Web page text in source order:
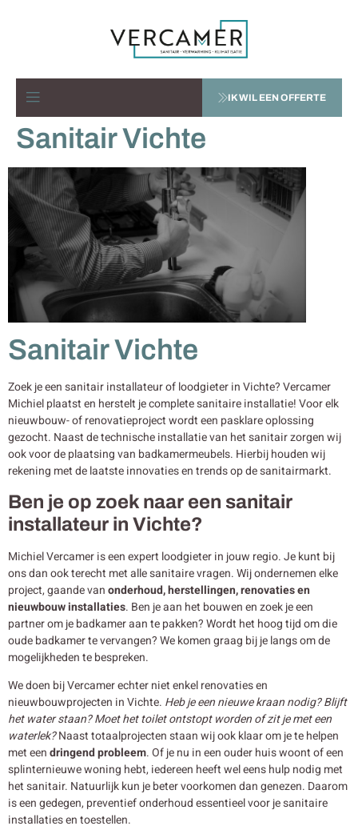
IK WIL EEN OFFERTE
Sanitair Vichte
Sanitair Vichte
Zoek je een sanitair installateur of loodgieter in Vichte? Vercamer
Michiel plaatst en herstelt je complete sanitaire installatie! Voor elk
nieuwbouw- of renovatieproject wordt een pasklare oplossing
gezocht. Naast de technische installatie van het sanitair zorgen wij
ook voor de plaatsing van badkamermeubels. Hierbij houden wij
rekening met de laatste innovaties en trends op de sanitairmarkt.
Ben je op zoek naar een sanitair
installateur in Vichte?
Michiel Vercamer is een expert loodgieter in jouw regio. Je kunt bij
ons dan ook terecht met alle sanitaire vragen. Wij ondernemen elke
project, gaande vanonderhoud, herstellingen, renovaties en
nieuwbouwinstallaties. Ben je aan het bouwen en zoek je een
partner om je badkamer aan te pakken? Wordt het hoog tijd om die
oude badkamer te vervangen? We komen graag bij je langs om de
mogelijkheden te bespreken.
We doen bij Vercamer echter niet enkel renovaties en
nieuwbouwprojecten in Vichte. Heb je een nieuwe kraan nodig? Blijft
het water staan? Moet het toilet ontstopt worden of zit je met een
waterlek?Naast totaalprojecten staan wij ook klaar om je te helpen
met eendringend probleem. Of je nu in een ouder huis woont of een
splinternieuwe woning hebt, iedereen heeft wel eens hulp nodig met
het sanitair. Natuurlijk kun je beter voorkomen dan genezen. Daarom
is een gedegen, preventief onderhoud essentieel voor je sanitaire
installaties en toestellen.